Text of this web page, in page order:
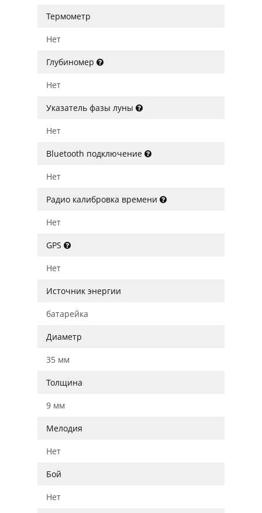
Термометр
Нет
Глубиномер
Нет
Указатель фазы луны
Нет
Bluetooth подключение
Нет
Радио калибровка времени
Нет
GPS
Нет
Источник энергии
батарейка
Диаметр
35 мм
Толщина
9 мм
Мелодия
Нет
Бой
Нет